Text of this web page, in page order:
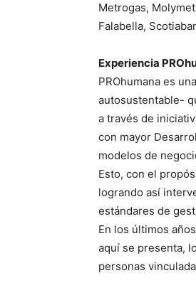
Metrogas,
Falabella,
Experiencia
PROhumana es
autosustentable-
a través de
con mayor
modelos de
Esto, con el
logrando así
estándares de
En los últimos
aquí se presenta,
personas